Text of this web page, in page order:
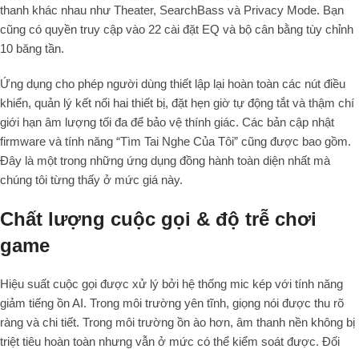
thanh khác nhau như Theater, SearchBass và Privacy Mode. Bạn
cũng có quyền truy cập vào 22 cài đặt EQ và bộ cân bằng tùy chỉnh
10 băng tần.
Ứng dụng cho phép người dùng thiết lập lại hoàn toàn các nút điều
khiển, quản lý kết nối hai thiết bị, đặt hẹn giờ tự động tắt và thậm chí
giới hạn âm lượng tối đa để bảo vệ thính giác. Các bản cập nhật
firmware và tính năng “Tìm Tai Nghe Của Tôi” cũng được bao gồm.
Đây là một trong những ứng dụng đồng hành toàn diện nhất mà
chúng tôi từng thấy ở mức giá này.
Chất lượng cuộc gọi & độ trễ chơi
game
Hiệu suất cuộc gọi được xử lý bởi hệ thống mic kép với tính năng
giảm tiếng ồn AI. Trong môi trường yên tĩnh, giọng nói được thu rõ
ràng và chi tiết. Trong môi trường ồn ào hơn, âm thanh nền không bị
triệt tiêu hoàn toàn nhưng vẫn ở mức có thể kiểm soát được. Đối